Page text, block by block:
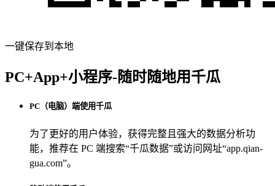
一键保存到本地
PC+App+小程序-随时随地用千瓜
PC（电脑）端使用千瓜
为了更好的用户体验，获得完整且强大的数据分析功
能，推荐在 PC 端搜索“千瓜数据”或访问网址“app.qian-
gua.com”。